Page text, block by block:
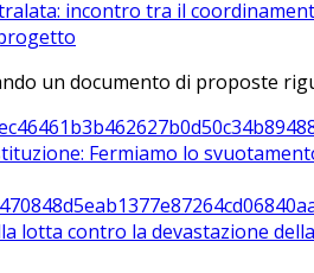
incontro tra il
un documento di proposte
Fermiamo lo
lotta contro la devastazione